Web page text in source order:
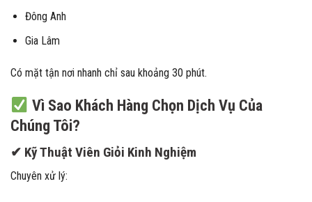
Đông Anh
Gia Lâm
Có mặt tận nơi nhanh chỉ sau khoảng 30 phút.
Vì Sao Khách Hàng Chọn Dịch Vụ Của
Chúng Tôi?
✔ Kỹ Thuật Viên Giỏi Kinh Nghiệm
Chuyên xử lý: